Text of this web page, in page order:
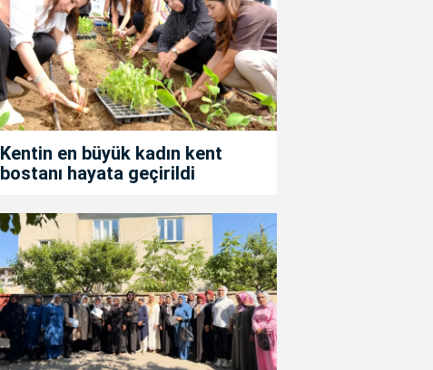
Kentin en büyük kadın kent
bostanı hayata geçirildi